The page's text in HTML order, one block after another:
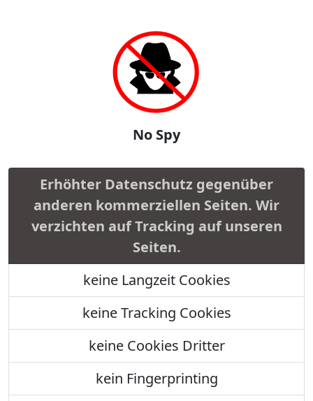
No Spy
Erhöhter Datenschutz gegenüber
anderen kommerziellen Seiten. Wir
verzichten auf Tracking auf unseren
Seiten.
keine Langzeit Cookies
keine Tracking Cookies
keine Cookies Dritter
kein Fingerprinting